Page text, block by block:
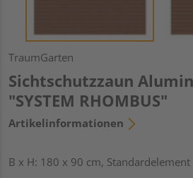
TraumGarten
Sichtschutzzaun
"SYSTEM RHOMBUS"
Artikelinformationen
B x H: 180 x 90 cm, Standardelement